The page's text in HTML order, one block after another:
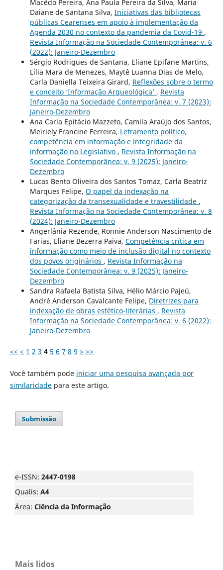
Macêdo Pereira, Ana Paula Pereira da Silva, Maria
Daiane de Santana Silva, Iniciativas das bibliotecas
públicas Cearenses em apoio à implementação da
Agenda 2030 no contexto da pandemia da Covid-19 ,
Revista Informação na Sociedade Contemporânea: v. 6
(2022): Janeiro-Dezembro
Sérgio Rodrigues de Santana, Eliane Epifane Martins,
Lília Mara de Menezes, Maytê Luanna Dias de Melo,
Carla Daniella Teixeira Girard, Reflexões sobre o termo
e conceito ‘Informação Arqueológica’ , Revista
Informação na Sociedade Contemporânea: v. 7 (2023):
Janeiro-Dezembro
Ana Carla Epitácio Mazzeto, Camila Araújo dos Santos,
Meiriely Francine Ferreira, Letramento político,
competência em informação e integridade da
informação no Legislativo , Revista Informação na
Sociedade Contemporânea: v. 9 (2025): Janeiro-
Dezembro
Lucas Bento Oliveira dos Santos Tomaz, Carla Beatriz
Marques Felipe, O papel da indexação na
categorização da transexualidade e travestilidade ,
Revista Informação na Sociedade Contemporânea: v. 8
(2024): Janeiro-Dezembro
Angerlânia Rezende, Ronnie Anderson Nascimento de
Farias, Eliane Bezerra Paiva, Competência crítica em
informação como meio de inclusão digital no contexto
dos povos originários , Revista Informação na
Sociedade Contemporânea: v. 9 (2025): Janeiro-
Dezembro
Sandra Rafaela Batista Silva, Hélio Márcio Pajeú,
André Anderson Cavalcante Felipe, Diretrizes para
indexação de obras estético-literárias , Revista
Informação na Sociedade Contemporânea: v. 6 (2022):
Janeiro-Dezembro
<< < 1 2 3 4 5 6 7 8 9 > >>
Você também pode iniciar uma pesquisa avançada por
similaridadepara este artigo.
Submissão
e-ISSN: 2447-0198
Qualis: A4
Área: Ciência da Informação
Mais lidos